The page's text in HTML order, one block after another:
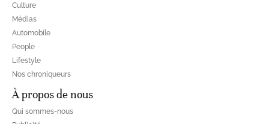
Culture
Médias
Automobile
People
Lifestyle
Nos chroniqueurs
À propos de nous
Qui sommes-nous